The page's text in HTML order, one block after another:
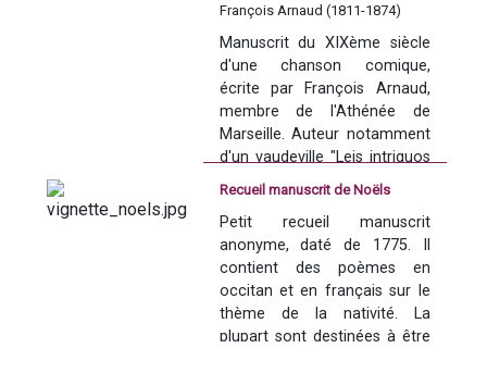
Las cançons se pòdon
classificar segon lo biais
seguent :
- 157 cançons d'amor,
principalament de cants
de nadal,
- 9 cançons de taula o
per beure,
- 11 cançons
d'inspiracion borlesca,
Poète populaire, il écrivit des
chansons, des poèmes, des
épîtres, des contes ainsi que
des satires.
Il acquit sa célébrité grâce à
la chanson "Lo cabanon",
dont l'air inspira d'autres
auteurs, tels que Pascal Cros
François Arnaud (1811-1874)
Manuscrit du XIXème siècle
d'une chanson comique,
écrite par François Arnaud,
membre de l'Athénée de
Marseille. Auteur notamment
d'un vaudeville "Leis intriguos
d'un amatour" et d'un poème
savouyards".
Recueil manuscrit de Noëls
Petit recueil manuscrit
anonyme, daté de 1775. Il
contient des poèmes en
occitan et en français sur le
thème de la nativité. La
plupart sont destinées à être